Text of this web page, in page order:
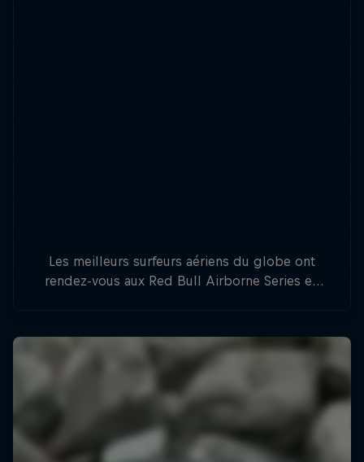
Les meilleurs surfeurs aériens du globe ont
rendez-vous aux Red Bull Airborne Series en